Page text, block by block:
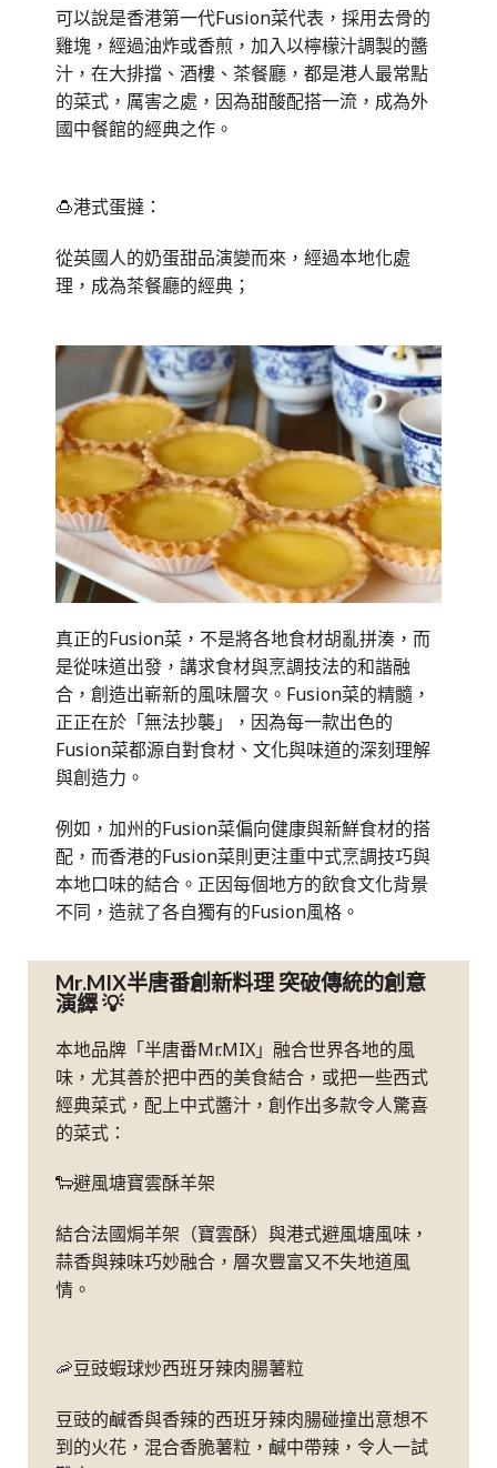
可以說是香港第一代Fusion菜代表，採用去骨的
雞塊，經過油炸或香煎，加入以檸檬汁調製的醬
汁，在大排擋、酒樓、茶餐廳，都是港人最常點
的菜式，厲害之處，因為甜酸配搭一流，成為外
國中餐館的經典之作。
🍮港式蛋撻：
從英國人的奶蛋甜品演變而來，經過本地化處
理，成為茶餐廳的經典；
真正的Fusion菜，不是將各地食材胡亂拼湊，而
是從味道出發，講求食材與烹調技法的和諧融
合，創造出嶄新的風味層次。Fusion菜的精髓，
正正在於「無法抄襲」，因為每一款出色的
Fusion菜都源自對食材、文化與味道的深刻理解
與創造力。
例如，加州的Fusion菜偏向健康與新鮮食材的搭
配，而香港的Fusion菜則更注重中式烹調技巧與
本地口味的結合。正因每個地方的飲食文化背景
不同，造就了各自獨有的Fusion風格。
Mr.MIX半唐番創新料理 突破傳統的創意
演繹 💡
本地品牌「半唐番Mr.MIX」融合世界各地的風
味，尤其善於把中西的美食結合，或把一些西式
經典菜式，配上中式醬汁，創作出多款令人驚喜
的菜式：
🐑避風塘寶雲酥羊架
結合法國焗羊架（寶雲酥）與港式避風塘風味，
蒜香與辣味巧妙融合，層次豐富又不失地道風
情。
🦐豆豉蝦球炒西班牙辣肉腸薯粒
豆豉的鹹香與香辣的西班牙辣肉腸碰撞出意想不
到的火花，混合香脆薯粒，鹹中帶辣，令人一試